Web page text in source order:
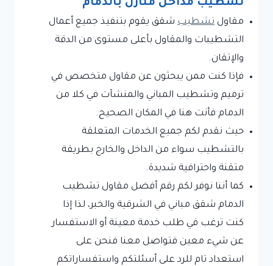
تشطيب مداخل منازل بالدمام
مقاول تشطيب شقق يقوم بتنفيذ جميع أعمال
التشطيبات والمقاول بأعلى مستوى من الدقة
والإتقان.
فإذا كنت ممن يبحثون عن مقاول متخصص في
ترميم وتشطيب المباني والمنشآت في كلا من
الدمام فأنت هنا في المكان الصحيح.
حيث نقدم لكم جميع الخدمات المتعلقة
بالتشطيب سواء من الداخل والخارج بطريقة
متقنة واحترافية شديدة.
كما أننا نوفر لكم رقم أفضل مقاول تشطيب
الدمام شقق مباني في الشرقية والخبر، لذا إذا
كنت ترغب في طلب خدمة معينة أو الاستفسار
عن شيء معين فتواصل معنا فنحن على
استعداد تام للرد على أسئلتكم واستفساراتكم